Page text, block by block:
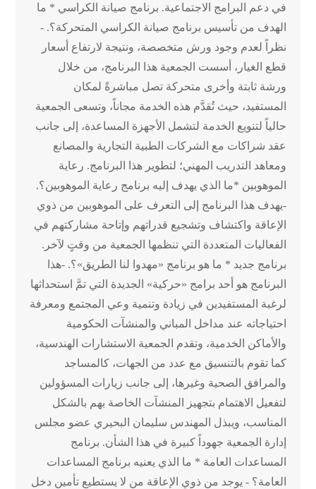
في دعم البرامج الاجتماعية. برنامج صيانة الكراسي * ما
الهدف من تأسيس برنامج صيانة الكراسي المتحركة؟. -
نظراً لعدم وجود ورش متخصصة، ونتيجة لارتفاع أسعار
قطع الغيار، أسست الجمعية هذا البرنامج، من خلال
ورشة ثابتة وأخرى متحركة تصل مباشرةً لمكان
المستفيد، حيث تُقدَّم هذه الخدمة مجاناً، وتسعى الجمعية
حالياً لتنويع الخدمة لتشمل الأجهزة المساعدة، إلى جانب
عقد شراكات مع الشركات الطبية التجارية والمصانع
ومعاهد التدريب المهني؛ لتطوير هذا البرنامج. رعاية
الموهوبين *ما الذي يهدف إليه برنامج رعاية الموهوبين؟.
-يهدف هذا البرنامج إلى التعرف على الموهوبين من ذوي
الإعاقة واكتشاف وتشجيع قدراتهم وإتاحة مشاركتهم في
الفعاليات المتعددة التي تنظمها الجمعية من وقتٍ لآخر.
برنامج جديد * ما هو برنامج «مهدوا لنا الطريق»؟. -هذا
البرنامج هو أحد برامج «حركية» الجديدة التي تمَّ استحداثها
لرغبة المستفيدين في زيادة وتنمية وعي المجتمع ومعرفة
احتياجاته عند مداخل المباني والمنشآت الحكومية
والأماكن الخدمية، وتقدم الجمعية الاستشارات الهندسية،
كما تقوم بالتنسيق مع عدد من الجهات، كالمساجد
والمرافق الصحية وغيرها، إلى جانب زيارات المسؤولين
لتفعيل الاهتمام بتجهيز المنشآت الخاصة بهم بالشكل
المناسب، ويبذل المهندس سليمان البحيري عضو مجلس
إدارة الجمعية جهوداً كبيرة في هذا الشأن. برنامج
المساعدات العامة * ما الذي يعنيه برنامج المساعدات
العامة؟ - يوجد من ذوي الإعاقة من لا يستطيع تأمين دخل